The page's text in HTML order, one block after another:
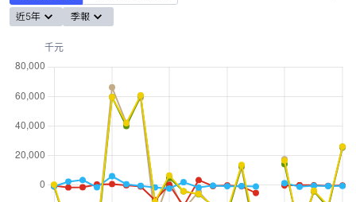
近5年 季報